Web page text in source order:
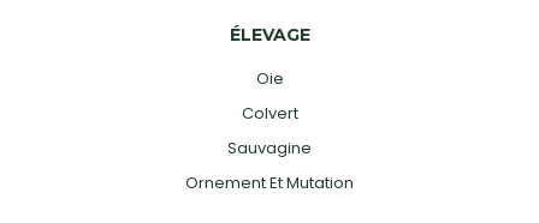
ÉLEVAGE
Oie
Colvert
Sauvagine
Ornement Et Mutation